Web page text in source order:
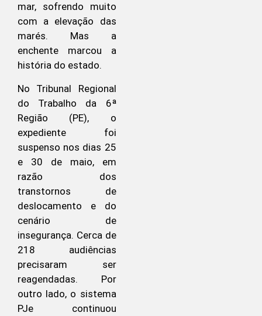
mar, sofrendo muito
com a elevação das
marés. Mas a
enchente marcou a
história do estado.
No Tribunal Regional
do Trabalho da 6ª
Região (PE), o
expediente foi
suspenso nos dias 25
e 30 de maio, em
razão dos
transtornos de
deslocamento e do
cenário de
insegurança. Cerca de
218 audiências
precisaram ser
reagendadas. Por
outro lado, o sistema
PJe continuou